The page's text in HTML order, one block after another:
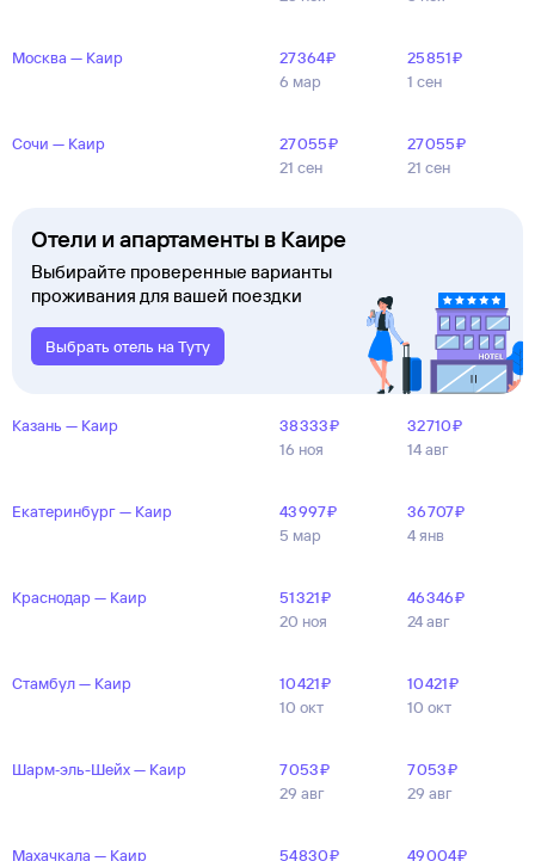
Москва — Каир
27 ⁠364 ⁠₽
6 мар
25 ⁠851 ⁠₽
1 сен
Сочи — Каир
27 ⁠055 ⁠₽
21 сен
27 ⁠055 ⁠₽
21 сен
Отели и апартаменты в Каире
Выбирайте проверенные варианты
проживания для вашей поездки
Выбрать отель на Туту
Казань — Каир
38 ⁠333 ⁠₽
16 ноя
32 ⁠710 ⁠₽
14 авг
Екатеринбург — Каир
43 ⁠997 ⁠₽
5 мар
36 ⁠707 ⁠₽
4 янв
Краснодар — Каир
51 ⁠321 ⁠₽
20 ноя
46 ⁠346 ⁠₽
24 авг
Стамбул — Каир
10 ⁠421 ⁠₽
10 окт
10 ⁠421 ⁠₽
10 окт
Шарм‑эль-Шейх — Каир
7 ⁠053 ⁠₽
29 авг
7 ⁠053 ⁠₽
29 авг
Махачкала — Каир
54 ⁠830 ⁠₽
49 ⁠004 ⁠₽